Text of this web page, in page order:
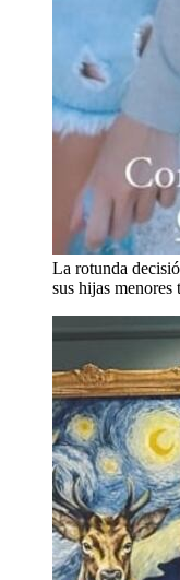
La rotunda
sus hijas menores